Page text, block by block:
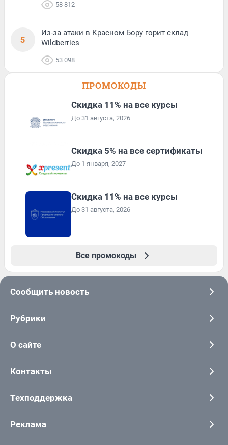
58 812
5
Из-за атаки в Красном Бору горит склад
Wildberries
53 098
ПРОМОКОДЫ
Скидка 11% на все курсы
До 31 августа, 2026
Скидка 5% на все сертификаты
До 1 января, 2027
Скидка 11% на все курсы
До 31 августа, 2026
Все промокоды
Сообщить новость
Рубрики
О сайте
Контакты
Техподдержка
Реклама